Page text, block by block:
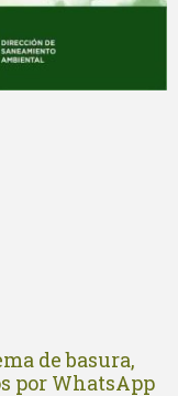
de basura,
por WhatsApp